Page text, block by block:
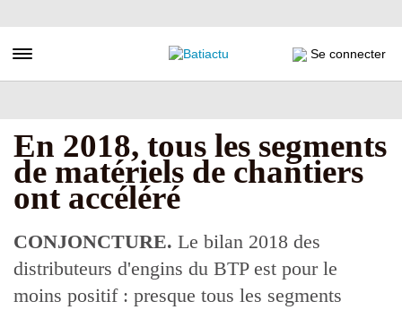
au
principal
Toggle navigation Se connecter
En 2018, tous les segments
de matériels de chantiers
ont accéléré
CONJONCTURE. Le bilan 2018 des
distributeurs d'engins du BTP est pour le
moins positif : presque tous les segments